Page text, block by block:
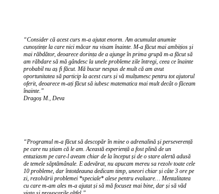
“Consider că acest curs m-a ajutat enorm. Am acumulat anumite
cunoștințe la care nici măcar nu visam înainte. M-a făcut mai ambițios și
mai răbdător, deoarece dorința de a ajunge în prima grupă m-a făcut să
am răbdare să mă gândesc la unele probleme zile întregi, ceea ce înainte
probabil nu aș fi făcut. Mă bucur nespus de mult că am avut
oportunitatea să particip la acest curs și vă mulțumesc pentru tot ajutorul
oferit, deoarece m-ați făcut să iubesc matematica mai mult decât o făceam
înainte.”
Dragoș M., Deva
“Programul m-a făcut să descopăr în mine o adrenalină și perseverență
pe care nu știam că le am. Această experiență a fost plină de un
entuziasm pe care-l aveam chiar de la început și de o stare alertă adusă
de temele săptămânale. E adevărat, nu apucam mereu sa rezolv toate cele
10 probleme, dar întotdeauna dedicam timp, uneori chiar și câte 3 ore pe
zi, rezolvării problemei *speciale* alese pentru evaluare… Mentalitatea
cu care m-am ales m-a ajutat și să mă focusez mai bine, dar și să văd